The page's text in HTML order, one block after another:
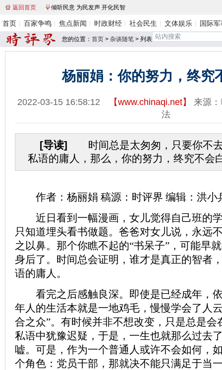
返回首页 倾听民意 为民发声 开化民智
首页 百家争鸣 焦点新闻 时政财经 社会民生 文体娱乐 国际
您的位置： 首页 > 杂谈随笔 > 列表
杨丽娟：你的努力，终究
2022-03-15 16:58:12 【www.chinaqi.net】 来源：
法
[导读] 时间总是太匆匆，只要你不
私语的庸人，那么，你的努力，终究不会
作者：杨丽娟 稿源：时评界 编辑：洪小
近日看到一幅漫画，女儿觉得自己班的
只知道埋头看书做题。爸爸对女儿说，永远
之以鼻。那个你瞧不起的“书呆子”，可能早
身后了。时间总会证明，谁才是真正的智者
语的庸人。
看完之后感触良深。即使是已经成年，
年人的生活本就是一地鸡毛，慢慢学会了人
合之众”。有时候并非不想改变，只是总是会
私语中犹豫迟疑，于是，一生也就那么过去
嘘。可是，作为一个普通人或许不会如何，
个角色：党员干部，那就决不能只满足于当